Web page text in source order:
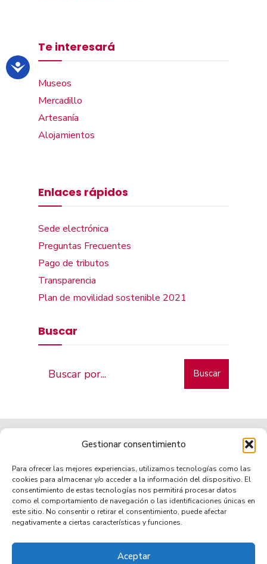
Gestionar consentimiento
Para ofrecer las mejores experiencias, utilizamos tecnologías como las
cookies para almacenar y/o acceder a la información del dispositivo. El
consentimiento de estas tecnologías nos permitirá procesar datos
como el comportamiento de navegación o las identificaciones únicas en
este sitio. No consentir o retirar el consentimiento, puede afectar
negativamente a ciertas características y funciones.
Aceptar
Te interesará
Museos
Mercadillo
Artesanía
Alojamientos
Enlaces rápidos
Sede electrónica
Preguntas Frecuentes
Pago de tributos
Transparencia
Plan de movilidad sostenible 2021
Buscar
Buscar
Municipio de tradición
AVISO LEGAL